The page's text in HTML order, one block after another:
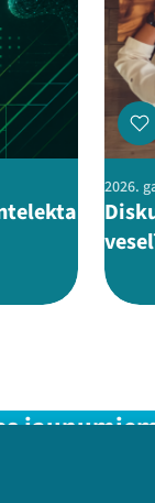
2026.
aktuālāko